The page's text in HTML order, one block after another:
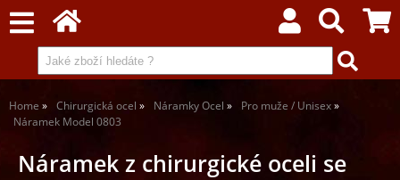
Home Chirurgická ocel Náramky Ocel
Pro muže / Unisex
Náramek Model 0803
Náramek z chirurgické oceli se